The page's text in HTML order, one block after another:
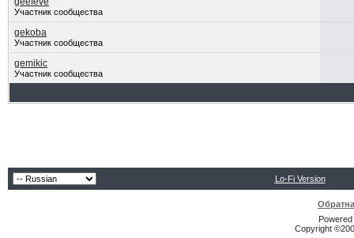
Участник сообщества
gekoba
Участник сообщества
gemikic
Участник сообщества
Lo-Fi Version
Copyright